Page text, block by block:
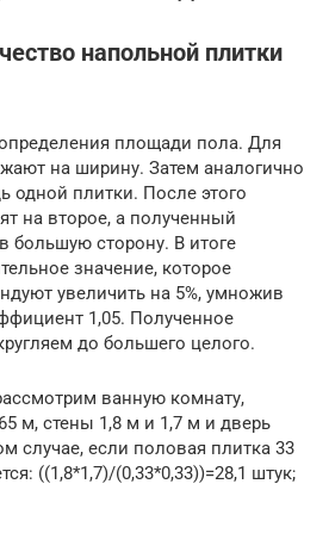
напольной плитки
площади пола. Для
на ширину. Затем аналогично
одной плитки. После этого
на второе, а полученный
большую сторону. В итоге
значение, которое
увеличить на 5%, умножив
1,05. Полученное
до большего целого.
ванную комнату,
м, стены 1,8 м и 1,7 м и дверь
случае, если половая плитка 33
((1,8*1,7)/(0,33*0,33))=28,1 штук;